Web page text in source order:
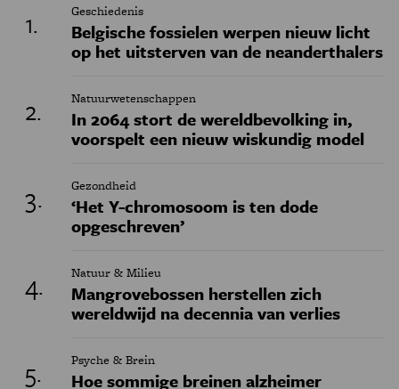
Geschiedenis
Belgische fossielen werpen nieuw licht
op het uitsterven van de neanderthalers
Natuurwetenschappen
In 2064 stort de wereldbevolking in,
voorspelt een nieuw wiskundig model
Gezondheid
‘Het Y-chromosoom is ten dode
opgeschreven’
Natuur & Milieu
Mangrovebossen herstellen zich
wereldwijd na decennia van verlies
Psyche & Brein
Hoe sommige breinen alzheimer